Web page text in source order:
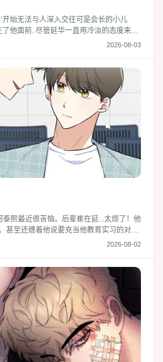
开始无法与人深入交往可是会长的小儿
了他面前. 尽管延华一直用冷淡的态度来对
终的向他表达着自己的好感… 究竟珍禹
2026-08-03
熙最近很苦恼。后辈崔在延...太烦了！他
甚至还缠着他说要充当他教育实习的对
利完成呢？
2026-08-02